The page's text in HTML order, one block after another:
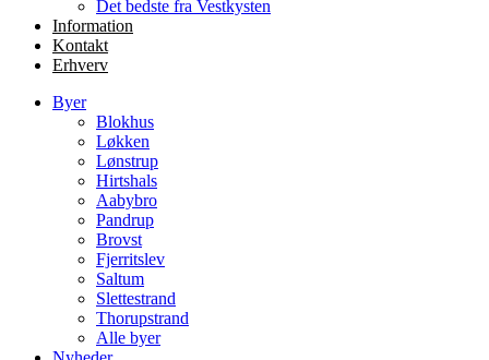
Det bedste fra Vestkysten
Information
Kontakt
Erhverv
Byer
Blokhus
Løkken
Lønstrup
Hirtshals
Aabybro
Pandrup
Brovst
Fjerritslev
Saltum
Slettestrand
Thorupstrand
Alle byer